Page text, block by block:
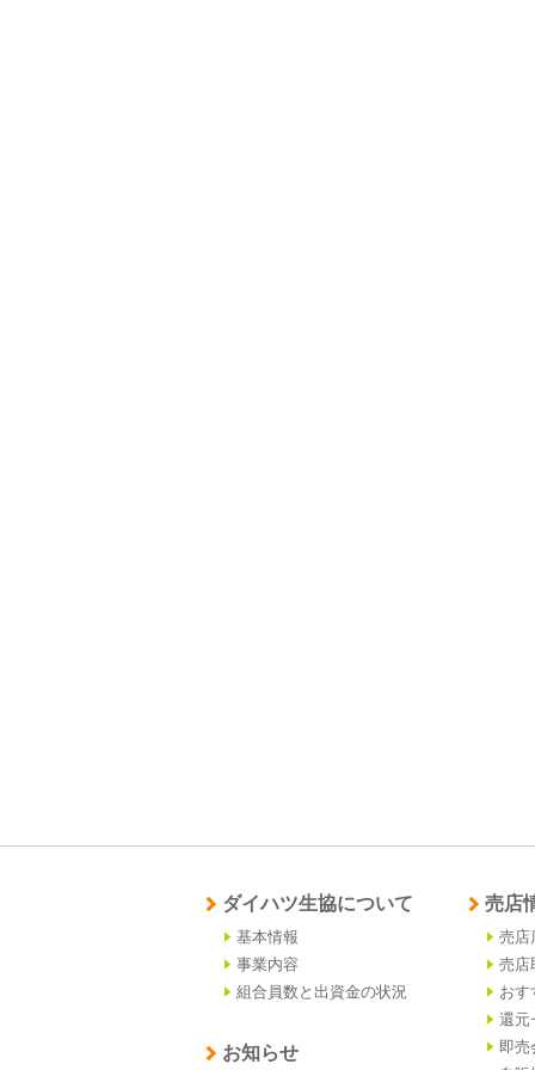
ダイハツ生協について
基本情報
事業内容
組合員数と出資金の状況
お知らせ
売店
売店
売店
おす
還元
即売